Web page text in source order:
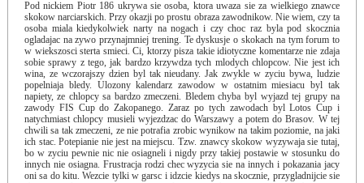
Pod nickiem Piotr 186 ukrywa sie osoba, ktora uwaza sie za wielkiego znawce
skokow narciarskich. Przy okazji po prostu obraza zawodnikow. Nie wiem, czy ta
osoba miala kiedykolwiek narty na nogach i czy choc raz byla pod skocznia
ogladajac na zywo przynajmniej trening. Te dyskusje o skokach na tym forum to
w wiekszosci sterta smieci. Ci, ktorzy pisza takie idiotyczne komentarze nie zdaja
sobie sprawy z tego, jak bardzo krzywdza tych mlodych chlopcow. Nie jest ich
wina, ze wczorajszy dzien byl tak nieudany. Jak zwykle w zyciu bywa, ludzie
popelniaja bledy. Ulozony kalendarz zawodow w ostatnim miesiacu byl tak
napiety, ze chlopcy sa bardzo zmeczeni. Bledem chyba byl wyjazd tej grupy na
zawody FIS Cup do Zakopanego. Zaraz po tych zawodach byl Lotos Cup i
natychmiast chlopcy musieli wyjezdzac do Warszawy a potem do Brasov. W tej
chwili sa tak zmeczeni, ze nie potrafia zrobic wynikow na takim poziomie, na jaki
ich stac. Potepianie nie jest na miejscu. Tzw. znawcy skokow wyzywaja sie tutaj,
bo w zyciu pewnie nic nie osiagneli i nigdy przy takiej postawie w stosunku do
innych nie osiagna. Frustracja rodzi chec wyzycia sie na innych i pokazania jacy
oni sa do kitu. Wezcie tylki w garsc i idzcie kiedys na skocznie, przygladnijcie sie